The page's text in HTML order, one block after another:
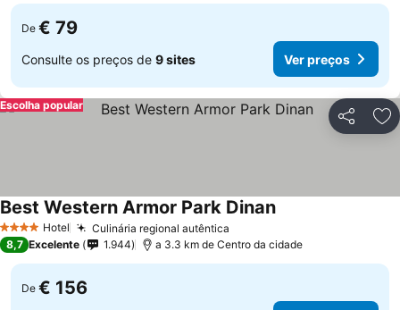
De € 79
Consulte os preços de 9 sites Ver preços
Partilhar
Escolha popular
4 EstrelasHotel Culinária regional autêntica
Best Western Armor Park DinanVer preços
8,7 Excelente 1.944 a 3.3 km de Centro da cidade
De € 156